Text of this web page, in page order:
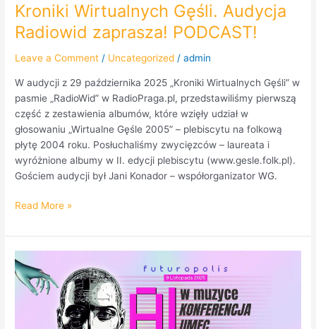
Kroniki Wirtualnych Gęśli. Audycja
Radiowid zaprasza! PODCAST!
Leave a Comment / Uncategorized /admin
W audycji z 29 października 2025 „Kroniki Wirtualnych Gęśli” w
pasmie „RadioWid” w RadioPraga.pl, przedstawiliśmy pierwszą
część z zestawienia albumów, które wzięły udział w
głosowaniu „Wirtualne Gęśle 2005” – plebiscytu na folkową
płytę 2004 roku. Posłuchaliśmy zwycięzców – laureata i
wyróżnione albumy w II. edycji plebiscytu (www.gesle.folk.pl).
Gościem audycji był Jani Konador – współorganizator WG.
Read More »
AI
w
muzyce!
Zaproszenie